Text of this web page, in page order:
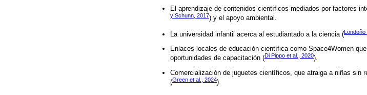
El aprendizaje de contenidos científicos mediados por factores
y Schunn, 2017) y el apoyo ambiental.
La universidad infantil acerca al estudiantado a la ciencia (Londoño
Enlaces locales de educación científica como Space4Women
oportunidades de capacitación (Di Pippo et al., 2020).
Comercialización de juguetes científicos, que atraiga a niñas sin
(Green et al., 2024).